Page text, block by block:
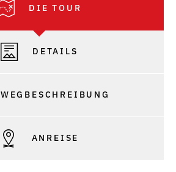
DIE TOUR
DETAILS
WEGBESCHREIBUNG
ANREISE